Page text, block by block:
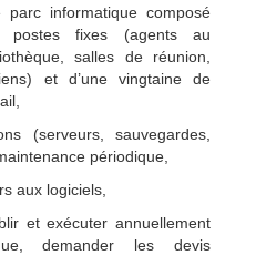
informatique composé
postes fixes (agents au
salles de réunion,
et d’une vingtaine de
(serveurs, sauvegardes,
périodique,
aux logiciels,
et exécuter annuellement
demander les devis